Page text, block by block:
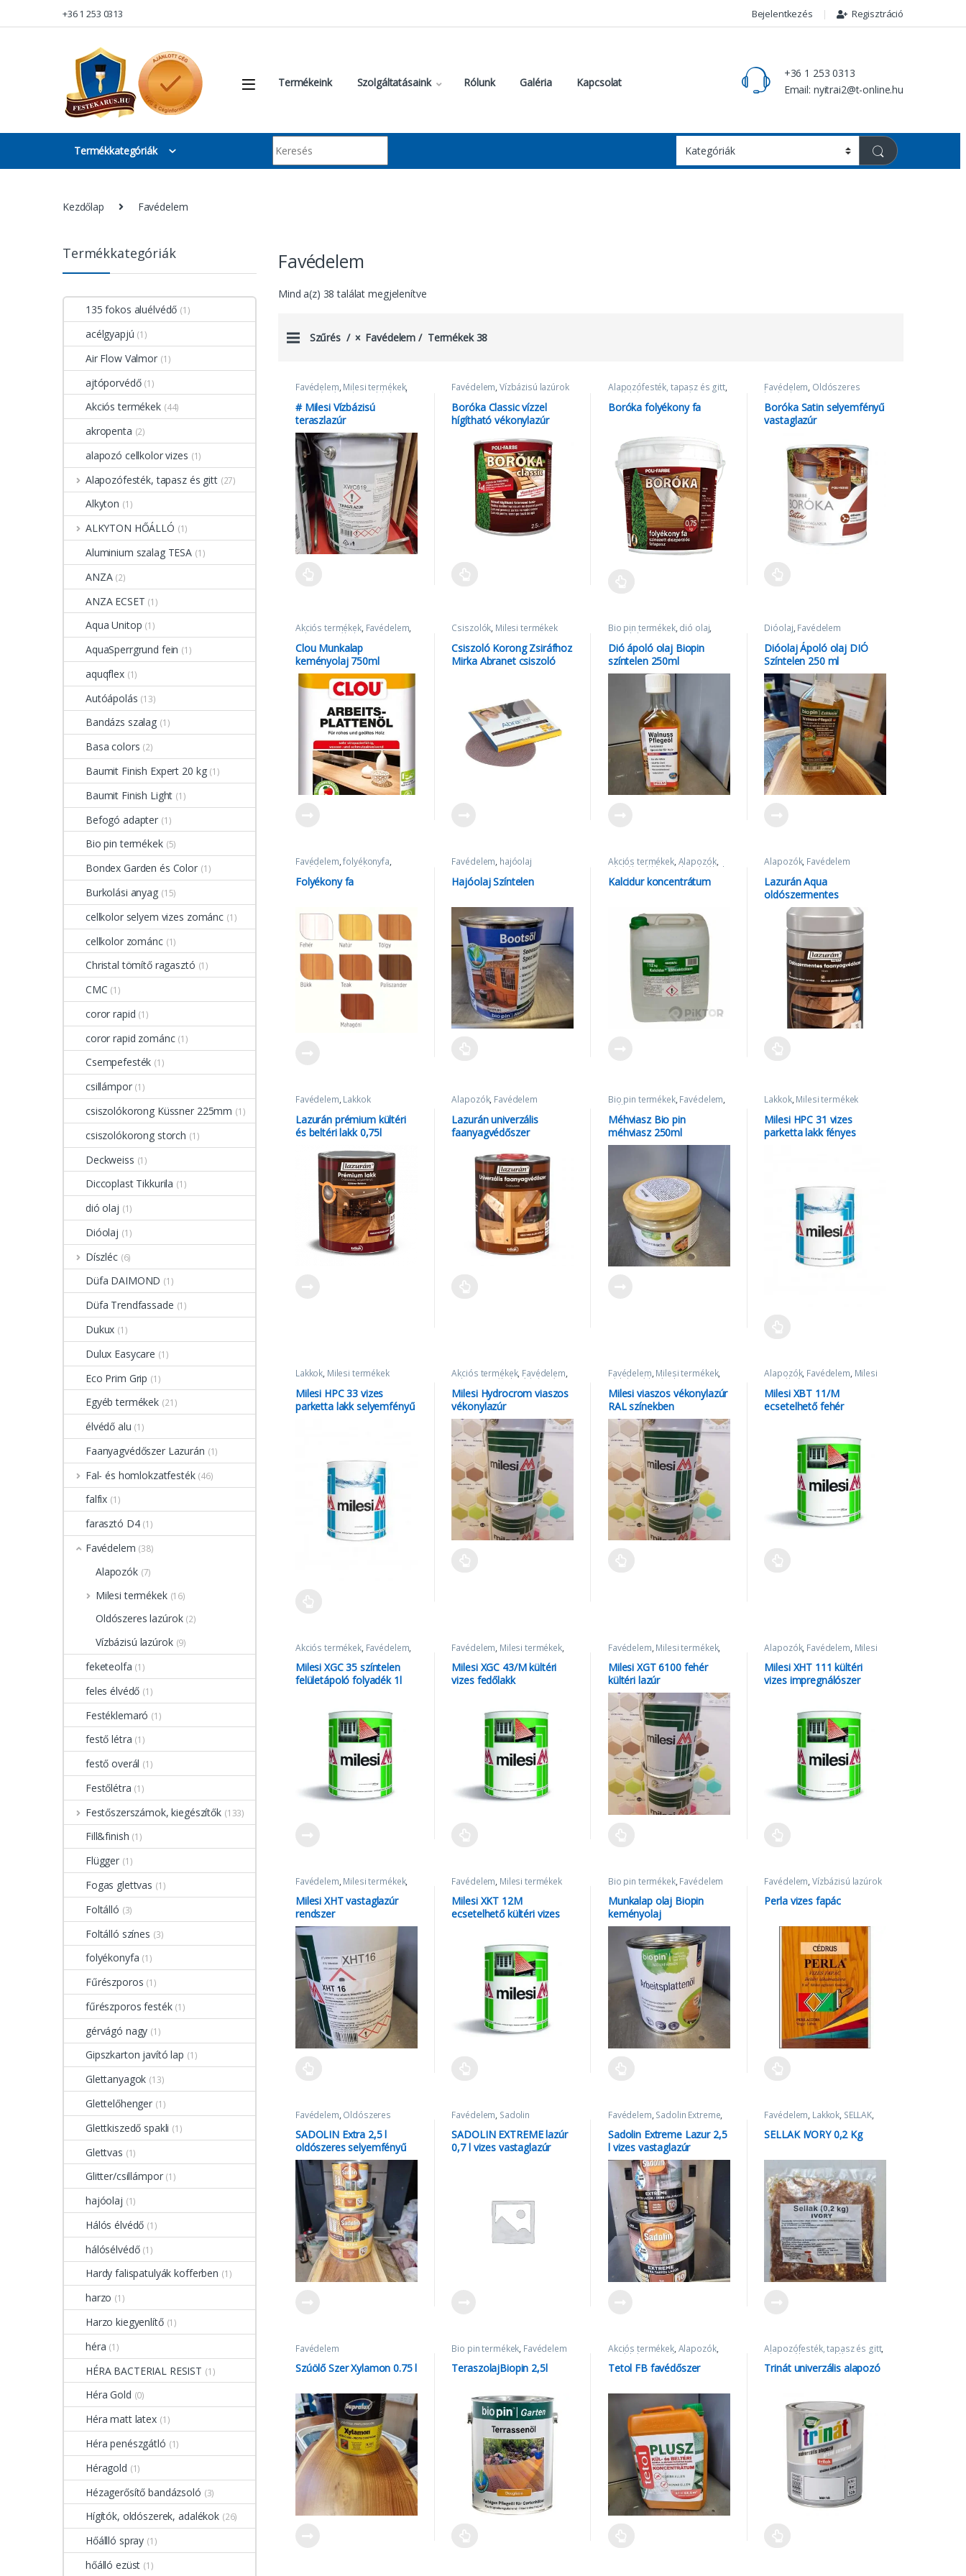
Skip to navigation
Skip to content+36 1 253 0313 Bejelentkezés Regisztráció
Termékeink Szolgáltatásaink Rólunk Galéria Kapcsolat
+36 1 253 0313
Email: nyitrai2@t-online.hu
Termékkategóriák
Kezdőlap Favédelem
Favédelem
Mind a(z) 38 találat megjelenítve
Szűrés Favédelem Termékek 38
Favédelem, Milesi termékek,
teraszlazúr milesi Vízbázisú
lazúrok
# Milesi Vízbázisú
teraszlazúr
Favédelem, Vízbázisú lazúrok
Boróka Classic vízzel
hígítható vékonylazúr
Alapozófesték, tapasz és gitt,
Favédelem Tapasz és gitt
Boróka folyékony fa
Favédelem, Oldószeres
lazúrok
Boróka Satin selyemfényű
vastaglazúr
Akciós termékek, Favédelem,
Milesi termékek
Clou Munkalap
keményolaj 750ml
Csiszolók, Milesi termékek
Csiszoló Korong Zsiráfhoz
Mirka Abranet csiszoló
Bio pin termékek, dió olaj,
Favédelem
Dió ápoló olaj Biopin
színtelen 250ml
Dióolaj, Favédelem
Dióolaj Ápoló olaj DIÓ
Színtelen 250 ml
Favédelem,folyékonyfa,
Sadolin Tapasz és gitt
Folyékony fa
Favédelem, hajóolaj
Hajóolaj Színtelen
Akciós termékek, Alapozók,
Hígítók, oldószerek, adalékok
kalcidur,Univerzális alapozók
Kalcidur koncentrátum
Alapozók, Favédelem
Lazurán Aqua
oldószermentes
faanyagvédőszer
Favédelem, Lakkok
Lazurán prémium kültéri
és beltéri lakk 0,75l
Alapozók, Favédelem
Lazurán univerzális
faanyagvédőszer
Bio pin termékek, Favédelem,
méhviasz
Méhviasz Bio pin
méhviasz 250ml
Lakkok, Milesi termékek
Milesi HPC 31 vizes
parketta lakk fényes
Lakkok, Milesi termékek
Milesi HPC 33 vizes
parketta lakk selyemfényű
Akciós termékek, Favédelem,
Milesi termékek ,Vízbázisú
lazúrok
Milesi Hydrocrom viaszos
vékonylazúr
Favédelem, Milesi termékek,
Vízbázisú lazúrok
Milesi viaszos vékonylazúr
RAL színekben
Alapozók, Favédelem, Milesi
termékek
Milesi XBT 11/M
ecsetelhető fehér
Akciós termékek, Favédelem,
Milesi XGC 35 színtelen
felületápoló folyadék 1l
Favédelem, Milesi termékek,
Vízbázisú lazúrok
Milesi XGC 43/M kültéri
vizes fedőlakk
Favédelem, Milesi termékek,
Vízbázisú lazúrok
Milesi XGT 6100 fehér
kültéri lazúr
Alapozók, Favédelem, Milesi
termékek
Milesi XHT 111 kültéri
vizes impregnálószer
Favédelem, Milesi termékek,
Vízbázisú lazúrok XHT Milesi
Milesi XHT vastaglazúr
rendszer
Favédelem, Milesi termékek
Milesi XKT 12M
ecsetelhető kültéri vizes
Bio pin termékek, Favédelem
Munkalap olaj Biopin
keményolaj
Favédelem, Vízbázisú lazúrok
Perla vizes fapác
Favédelem, Oldószeres
Sadolin
SADOLIN Extra 2,5 l
oldószeres selyemfényű
vastaglazúr
Favédelem, Sadolin
SADOLIN EXTREME lazúr
0,7 l vizes vastaglazúr
Favédelem, Sadolin Extreme,
Vízbázisú lazúrok
Sadolin Extreme Lazur 2,5
l vizes vastaglazúr
Favédelem, Lakkok, SELLAK,
SELLAK IVORY 0,2 Kg
Favédelem
Szúölő Szer Xylamon 0.75 l
Bio pin termékek, Favédelem
TeraszolajBiopin 2,5l
Akciós termékek, Alapozók,
Favédelem tetol
Tetol FB favédőszer
Alapozófesték, tapasz és gitt,
Alapozók Univerzális
alapozók
Trinát univerzális alapozó
Termékkategóriák
135 fokos aluélvédő (1)
acélgyapjú (1)
Air Flow Valmor (1)
ajtóporvédő (1)
Akciós termékek (44)
akropenta (2)
alapozó cellkolor vizes (1)
Alapozófesték, tapasz és gitt (27)
Alkyton (1)
ALKYTON HŐÁLLÓ (1)
Aluminium szalag TESA (1)
ANZA (2)
ANZA ECSET (1)
Aqua Unitop (1)
AquaSperrgrund fein (1)
aquqflex (1)
Autóápolás (13)
Bandázs szalag (1)
Basa colors (2)
Baumit Finish Expert 20 kg (1)
Baumit Finish Light (1)
Befogó adapter (1)
Bio pin termékek (5)
Bondex Garden és Color (1)
Burkolási anyag (15)
cellkolor selyem vizes zománc (1)
cellkolor zománc (1)
Christal tömítő ragasztó (1)
CMC (1)
coror rapid (1)
coror rapid zománc (1)
Csempefesték (1)
csillámpor (1)
csiszolókorong Küssner 225mm (1)
csiszolókorong storch (1)
Deckweiss (1)
Diccoplast Tikkurila (1)
dió olaj (1)
Dióolaj (1)
Díszléc (6)
Düfa DAIMOND (1)
Düfa Trendfassade (1)
Dukux (1)
Dulux Easycare (1)
Eco Prim Grip (1)
Egyéb termékek (21)
élvédő alu (1)
Faanyagvédőszer Lazurán (1)
Fal- és homlokzatfesték (46)
falfix (1)
farasztó D4 (1)
Favédelem (38)
Alapozók (7)
Milesi termékek (16)
Oldószeres lazúrok (2)
Vízbázisú lazúrok (9)
feketeolfa (1)
feles élvédő (1)
Festéklemaró (1)
festő létra (1)
festő overál (1)
Festőlétra (1)
Festőszerszámok, kiegészítők (133)
Fill&finish (1)
Flügger (1)
Fogas glettvas (1)
Foltálló (3)
Foltálló színes (3)
folyékonyfa (1)
Fűrészporos (1)
fűrészporos festék (1)
gérvágó nagy (1)
Gipszkarton javító lap (1)
Glettanyagok (13)
Glettelőhenger (1)
Glettkiszedő spakli (1)
Glettvas (1)
Glitter/csillámpor (1)
hajóolaj (1)
Hálós élvédő (1)
hálósélvédő (1)
Hardy falispatulyák kofferben (1)
harzo (1)
Harzo kiegyenlítő (1)
héra (1)
HÉRA BACTERIAL RESIST (1)
Héra Gold (0)
Héra matt latex (1)
Héra penészgátló (1)
Héragold (1)
Hézagerősítő bandázsoló (3)
Hígítók, oldószerek, adalékok (26)
Hőállló spray (1)
hőálló ezüst (1)